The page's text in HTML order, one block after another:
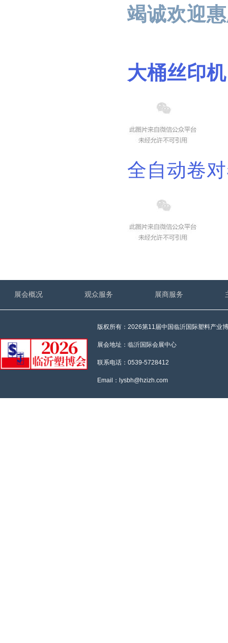
竭诚欢迎
大桶丝印机
全自动卷
展会概况 观众服务 展商服务
版权所有：2026第11届中国临沂国际塑料产业
展会地址：临沂国际会展中心
联系电话：0539-5728412
Email：lysbh@hzizh.com